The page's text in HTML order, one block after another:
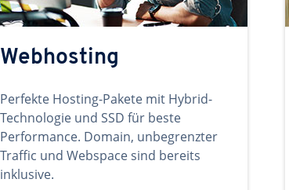
Webhosting
Perfekte Hosting-Pakete mit Hybrid-
Technologie und SSD für beste
Performance. Domain, unbegrenzter
Traffic und Webspace sind bereits
inklusive.